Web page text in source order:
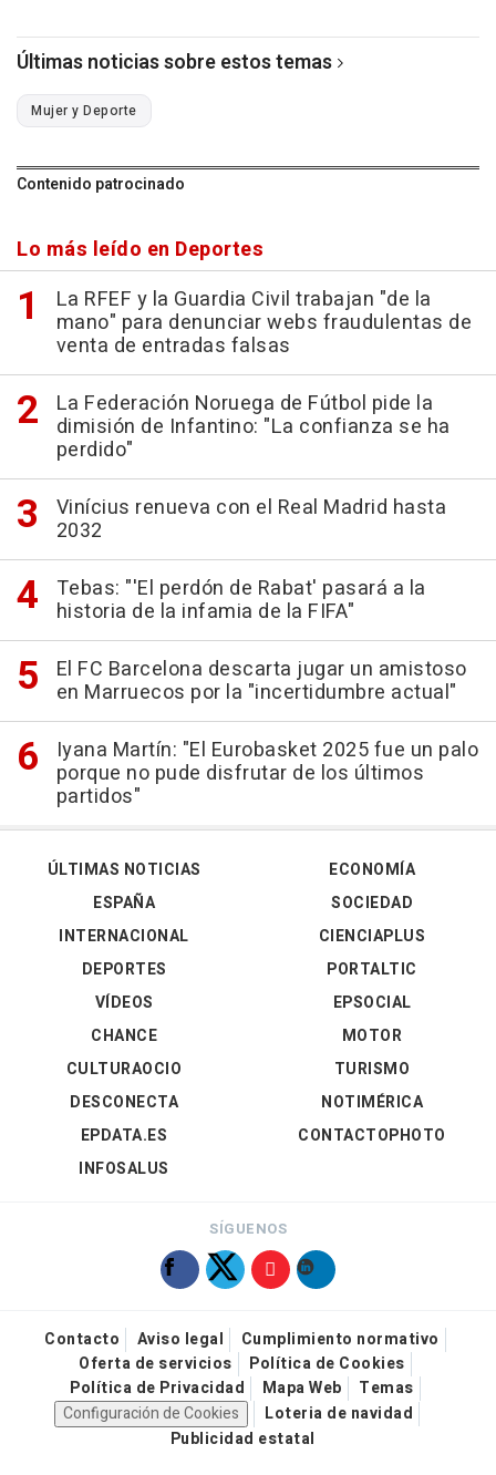
Últimas noticias sobre estos temas
Mujer y Deporte
Contenido patrocinado
Lo más leído en Deportes
La RFEF y la Guardia Civil trabajan "de la
mano" para denunciar webs fraudulentas de
venta de entradas falsas
La Federación Noruega de Fútbol pide la
dimisión de Infantino: "La confianza se ha
perdido"
Vinícius renueva con el Real Madrid hasta
2032
Tebas: "'El perdón de Rabat' pasará a la
historia de la infamia de la FIFA"
El FC Barcelona descarta jugar un amistoso
en Marruecos por la "incertidumbre actual"
Iyana Martín: "El Eurobasket 2025 fue un palo
porque no pude disfrutar de los últimos
partidos"
ÚLTIMAS NOTICIAS
ESPAÑA
INTERNACIONAL
DEPORTES
VÍDEOS
ECONOMÍA
SOCIEDAD
CIENCIAPLUS
PORTALTIC
EPSOCIAL
CHANCE
CULTURAOCIO
DESCONECTA
EPDATA.ES
INFOSALUS
MOTOR
TURISMO
NOTIMÉRICA
CONTACTOPHOTO
SÍGUENOS
Contacto Aviso legal
Cumplimiento normativo
Oferta de servicios
Política de Cookies
Política de Privacidad
Mapa Web
Temas
Configuración de Cookies
Loteria de navidad
Publicidad estatal